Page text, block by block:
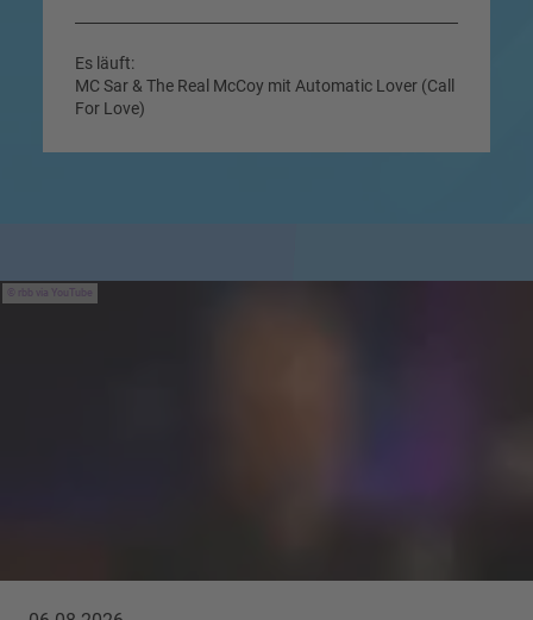
Es läuft:
MC Sar & The Real McCoy mit Automatic Lover (Call
For Love)
rbb via YouTube